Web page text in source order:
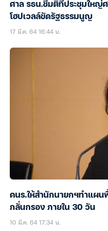
ศาล รธน.ชี้มติที่ประชุมใหญ่
โฮปเวลล์ขัดรัฐธรรมนูญ
17 มี.ค. 64 16:44 น.
คนร.ให้สำนักนายกฯทำแผ
กลั่นกรอง ภายใน 30 วัน
10 มี.ค. 64 17:34 น.